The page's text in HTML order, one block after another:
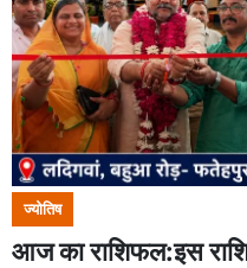
ज्योतिष
आज का राशिफल:इस